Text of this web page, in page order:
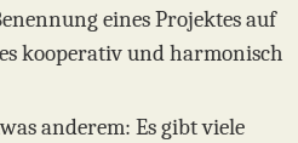
eines Projektes auf
kooperativ und harmonisch
anderem: Es gibt viele